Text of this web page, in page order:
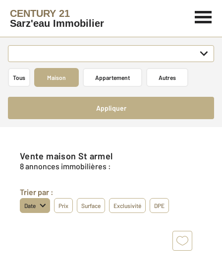
CENTURY 21
Sarz'eau Immobilier
Tous Maison Appartement Autres
Appliquer
Vente maison St armel
8 annonces immobilières :
Trier par :
Date Prix Surface Exclusivité DPE